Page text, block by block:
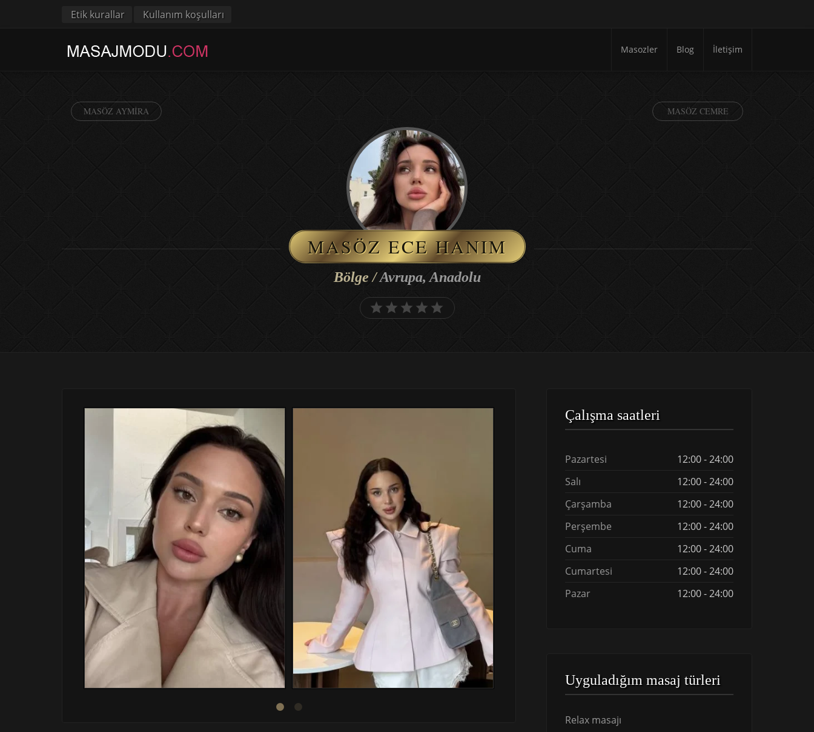
Etik kurallar Kullanım koşulları
Masozler Blog İletişim
MASÖZ AYMIRA MASÖZ CEMRE
MASÖZ ECE HANIM
Bölge /Avrupa, Anadolu
Çalışma saatleri
Pazartesi
12:00 - 24:00
Salı
12:00 - 24:00
Çarşamba
12:00 - 24:00
Perşembe
12:00 - 24:00
Cuma
12:00 - 24:00
Cumartesi
12:00 - 24:00
Pazar
12:00 - 24:00
Uyguladığım masaj türleri
Relax masajı